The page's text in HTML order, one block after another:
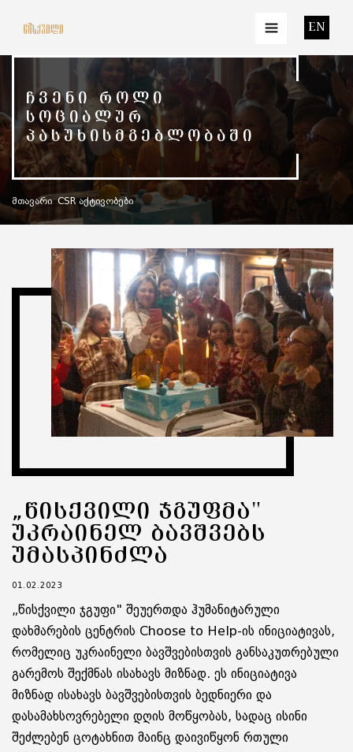
EN
ᲩᲕᲔᲜᲘ ᲠᲝᲚᲘ
ᲡᲝᲪᲘᲐᲚᲣᲠ
ᲞᲐᲡᲣᲮᲘᲡᲛᲒᲔᲑᲚᲝᲑᲐᲨᲘ
მთავარი CSR აქტივობები
„ᲬᲘᲡᲥᲕᲘᲚᲘ ᲯᲒᲣᲤᲛᲐ"
ᲣᲙᲠᲐᲘᲜᲔᲚ ᲑᲐᲕᲨᲕᲔᲑᲡ
ᲣᲛᲐᲡᲞᲘᲜᲫᲚᲐ
01.02.2023
„წისქვილი ჯგუფი" შეუერთდა ჰუმანიტარული
დახმარების ცენტრის Choose to Help-ის ინიციატივას,
რომელიც უკრაინელი ბავშვებისთვის განსაკუთრებული
გარემოს შექმნას ისახავს მიზნად. ეს ინიციატივა
მიზნად ისახავს ბავშვებისთვის ბედნიერი და
დასამახსოვრებელი დღის მოწყობას, სადაც ისინი
შეძლებენ ცოტახნით მაინც დაივიწყონ რთული